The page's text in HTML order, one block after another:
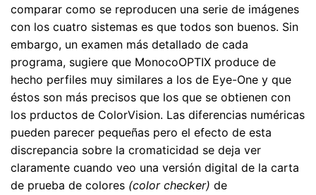
comparar como se reproducen una serie de imágenes
con los cuatro sistemas es que todos son buenos. Sin
embargo, un examen más detallado de cada
programa, sugiere que MonocoOPTIX produce de
hecho perfiles muy similares a los de Eye-One y que
éstos son más precisos que los que se obtienen con
los prductos de ColorVision. Las diferencias numéricas
pueden parecer pequeñas pero el efecto de esta
discrepancia sobre la cromaticidad se deja ver
claramente cuando veo una versión digital de la carta
de prueba de colores (color checker) de